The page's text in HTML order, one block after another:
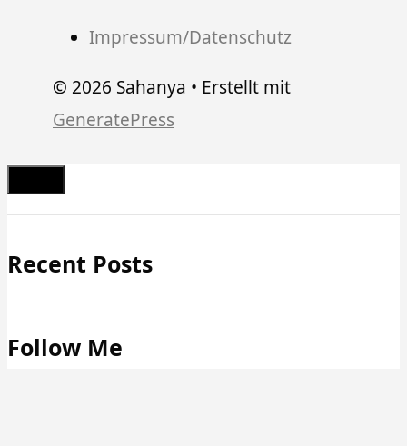
Impressum/Datenschutz
© 2026 Sahanya • Erstellt mit
GeneratePress
Schließen
Recent Posts
Follow Me